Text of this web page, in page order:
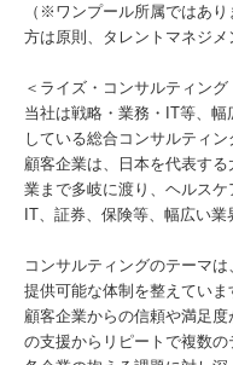
（※ワンプール所属ではあ
方は原則、タレントマネジメ
＜ライズ・コンサルティング
当社は戦略・業務・IT等、
している総合コンサルティン
顧客企業は、日本を代表す
業まで多岐に渡り、ヘルスケ
IT、証券、保険等、幅広い業
コンサルティングのテーマ
提供可能な体制を整えていま
顧客企業からの信頼や満足
の支援からリピートで複数の